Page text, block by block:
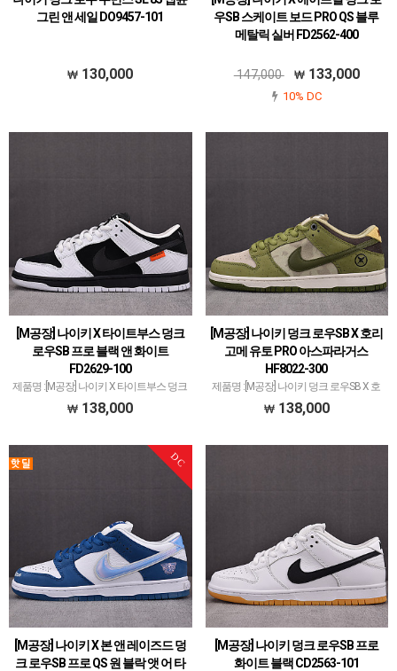
그린 앤 세일 DO9457-101
130,000
우SB 스케이트 보드 PRO QS 블루
메탈릭 실버 FD2562-400
147,000 133,000
10% DC
[M공장] 나이키 X 타이트부스 덩크
로우SB 프로 블랙 앤 화이트
FD2629-100
제품명 :[M공장] 나이키 X 타이트부스 덩크
로우SB 프로 블랙 앤 화이트 FD2629-100
했습니다.덩크 로우 모델이 메인이지만
138,000
[M공장] 나이키 덩크 로우SB X 호리
고메 유토 PRO 아스파라거스
HF8022-300
제품명 :[M공장] 나이키 덩크 로우SB X 호
리고메 유토 PRO 아스파라거스 HF8022-
138,000
DC
[M공장] 나이키 X 본 앤 레이즈드 덩
크 로우SB 프로 QS 원 블락 앳 어 타
[M공장] 나이키 덩크 로우SB 프로
화이트 블랙 CD2563-101